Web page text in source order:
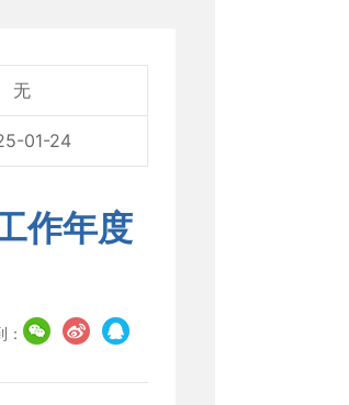
无
01-24
作年度